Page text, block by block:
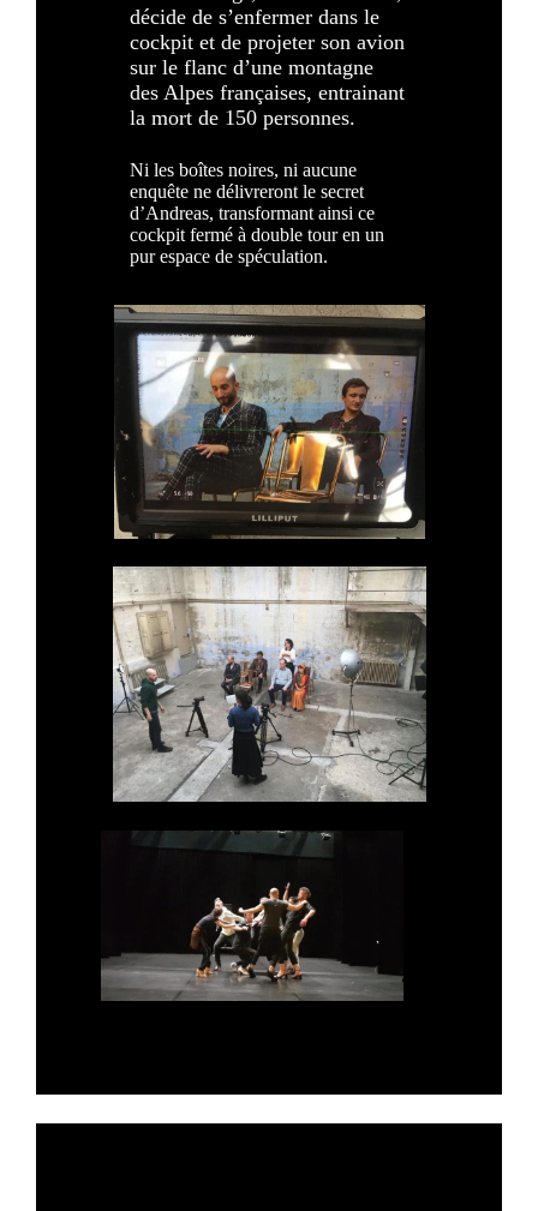
décide de s’enfermer dans le
cockpit et de projeter son avion
sur le flanc d’une montagne
des Alpes françaises, entrainant
la mort de 150 personnes.
Ni les boîtes noires, ni aucune
enquête ne délivreront le secret
d’Andreas, transformant ainsi ce
cockpit fermé à double tour en un
pur espace de spéculation.